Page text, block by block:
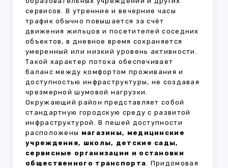
сервисов. В утренние и вечерние часы
трафик обычно повышается за счёт
движения жильцов и посетителей соседних
объектов, в дневное время сохраняется
умеренный или низкий уровень активности.
Такой характер потока обеспечивает
баланс между комфортом проживания и
доступностью инфраструктуры, не создавая
чрезмерной шумовой нагрузки.
Окружающий район представляет собой
стандартную городскую среду с развитой
инфраструктурой. В пешей доступности
расположены магазины, медицинские
учреждения, школы, детские сады,
сервисные организации и остановки
общественного транспорта. Придомовая